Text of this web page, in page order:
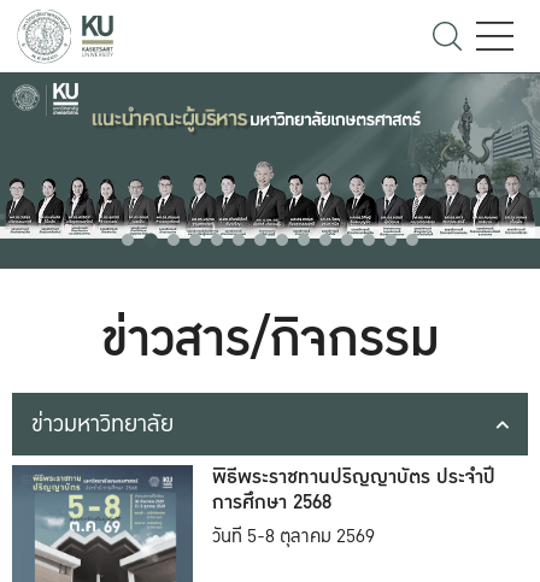
ข่าวสาร/กิจกรรม
ข่าวมหาวิทยาลัย
พิธีพระราชทานปริญญาบัตร ประจำปี
การศึกษา 2568
วันที่ 5-8 ตุลาคม 2569